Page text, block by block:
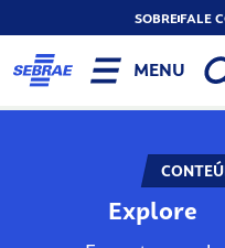
SOBREFALE
MENU
Explore